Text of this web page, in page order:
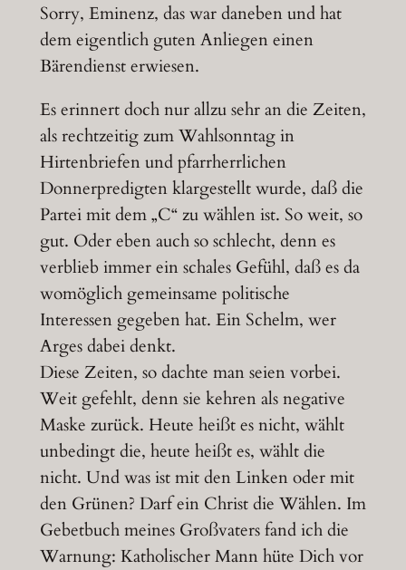
Sorry, Eminenz, das war daneben und hat
dem eigentlich guten Anliegen einen
Bärendienst erwiesen.
Es erinnert doch nur allzu sehr an die Zeiten,
als rechtzeitig zum Wahlsonntag in
Hirtenbriefen und pfarrherrlichen
Donnerpredigten klargestellt wurde, daß die
Partei mit dem „C“ zu wählen ist. So weit, so
gut. Oder eben auch so schlecht, denn es
verblieb immer ein schales Gefühl, daß es da
womöglich gemeinsame politische
Interessen gegeben hat. Ein Schelm, wer
Arges dabei denkt.
Diese Zeiten, so dachte man seien vorbei.
Weit gefehlt, denn sie kehren als negative
Maske zurück. Heute heißt es nicht, wählt
unbedingt die, heute heißt es, wählt die
nicht. Und was ist mit den Linken oder mit
den Grünen? Darf ein Christ die Wählen. Im
Gebetbuch meines Großvaters fand ich die
Warnung: Katholischer Mann hüte Dich vor